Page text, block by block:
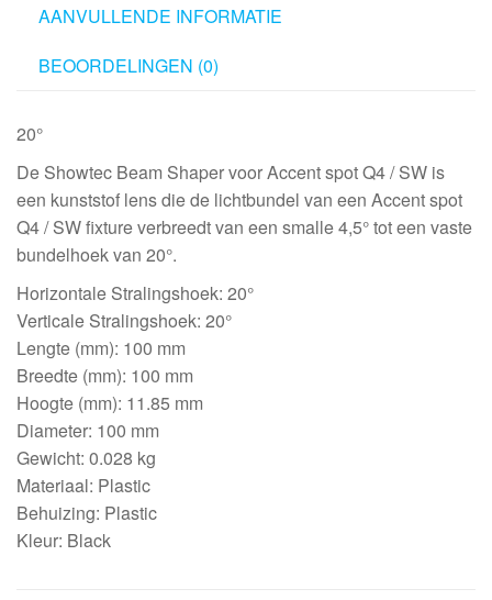
20°AANVULLENDE INFORMATIE
BEOORDELINGEN (0)
20°
De Showtec Beam Shaper voor Accent spot Q4 / SW is
een kunststof lens die de lichtbundel van een Accent spot
Q4 / SW fixture verbreedt van een smalle 4,5° tot een vaste
bundelhoek van 20°.
Horizontale Stralingshoek: 20°
Verticale Stralingshoek: 20°
Lengte (mm): 100 mm
Breedte (mm): 100 mm
Hoogte (mm): 11.85 mm
Diameter: 100 mm
Gewicht: 0.028 kg
Materiaal: Plastic
Behuizing: Plastic
Kleur: Black